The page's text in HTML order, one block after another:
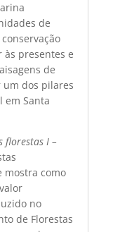
de
presentes e
de
dos pilares
em Santa
florestas I –
mostra como
no
de Florestas